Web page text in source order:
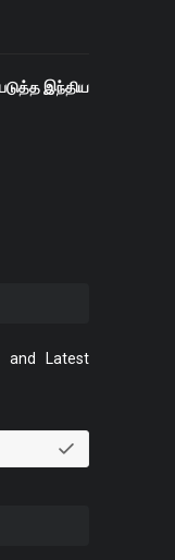
இந்திய
and Latest